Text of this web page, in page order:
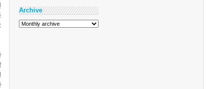
Archive